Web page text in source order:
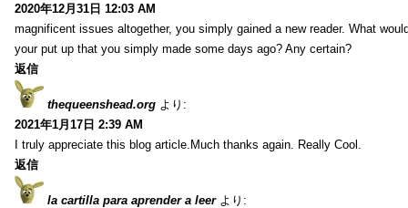
2020年12月31日 12:03 AM
magnificent issues altogether, you simply gained a new reader. What
your put up that you simply made some days ago? Any certain?
返信
thequeenshead.org より:
2021年1月17日 2:39 AM
I truly appreciate this blog article.Much thanks again. Really Cool.
返信
la cartilla para aprender a leer より: